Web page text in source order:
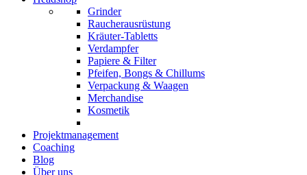
Grinder
Raucherausrüstung
Kräuter-Tabletts
Verdampfer
Papiere & Filter
Pfeifen, Bongs & Chillums
Verpackung & Waagen
Merchandise
Kosmetik
Projektmanagement
Coaching
Blog
Über uns